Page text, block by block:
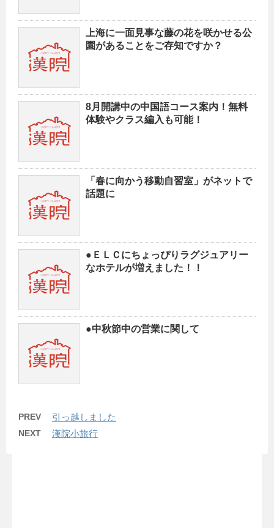
上海に一面見事な藤の花を咲かせる公
園があることをご存知ですか？
8月開講中の中国語コース案内！無料
体験やクラス編入も可能！
「春に向かう移動自習室」がネットで
話題に
●ＥＬＣにちょっぴりラグジュアリー
なホテルが増えました！！
●中秋節中の営業に関して
PREV 引っ越しました
NEXT 漢院小旅行